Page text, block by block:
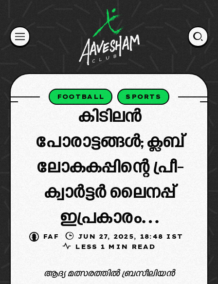
content
FOOTBALL SPORTS
കിടിലൻ
പോരാട്ടങ്ങൾ; ക്ലബ്
ലോകകപ്പിന്റെ പ്രീ-
ക്വാർട്ടർ ലൈനപ്പ്
ഇപ്രകാരം…
FAF
JUN 27, 2025, 18:48 IST
LESS 1 MIN READ
ആദ്യ മത്സരത്തില്‍ ബ്രസീലിയന്‍